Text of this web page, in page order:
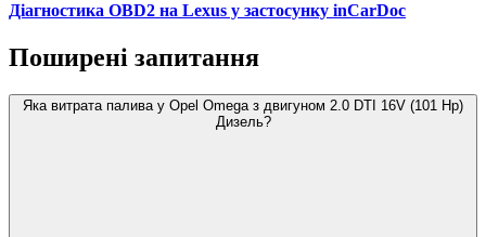
Діагностика OBD2 на Lexus у застосунку inCarDoc
Поширені запитання
Яка витрата палива у Opel Omega з двигуном 2.0 DTI 16V (101 Hp)
Дизель?